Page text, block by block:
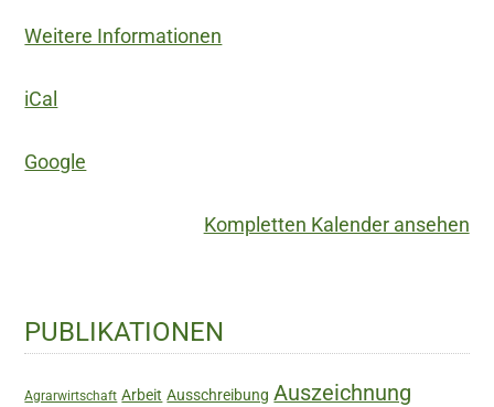
Weitere Informationen
iCal
Google
Kompletten Kalender ansehen
Haupt-
Sidebar
PUBLIKATIONEN
Agrarwirtschaft Arbeit Ausschreibung Auszeichnung